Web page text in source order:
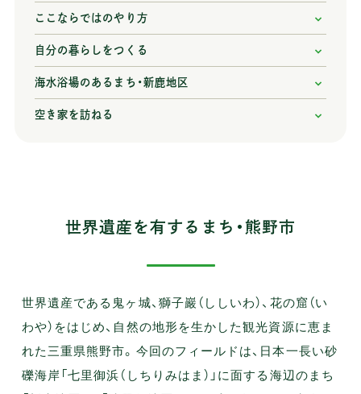
ここならではのやり方
自分の暮らしをつくる
海水浴場のあるまち・新鹿地区
空き家を訪ねる
世界遺産を有するまち・熊野市
世界遺産である鬼ヶ城、獅子巖（ししいわ）、花の窟（い
わや）をはじめ、自然の地形を生かした観光資源に恵ま
れた三重県熊野市。今回のフィールドは、日本一長い砂
礫海岸「七里御浜（しちりみはま）」に面する海辺のまち